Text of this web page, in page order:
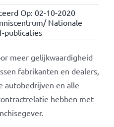
Op: 02-10-2020
Nationale
publicaties
meer gelijkwaardigheid
fabrikanten en dealers,
autobedrijven en alle
hebben met